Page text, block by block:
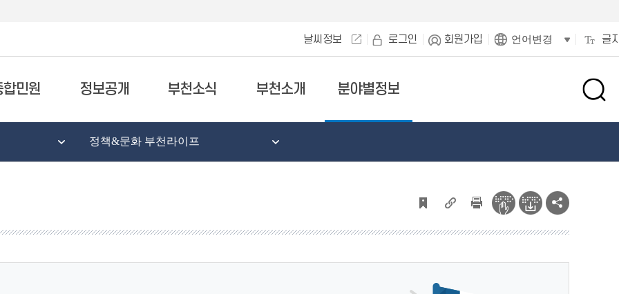
날씨정보 로그인 회원가입 언어변경 글
합민원 정보공개 부천소식 부천소개 분야별정보
검
창
정책&문화 부천라이프